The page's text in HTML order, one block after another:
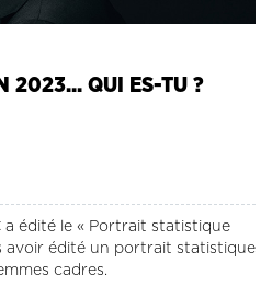
2023... QUI ES-TU ?
a édité le « Portrait statistique
avoir édité un portrait statistique
cadres.